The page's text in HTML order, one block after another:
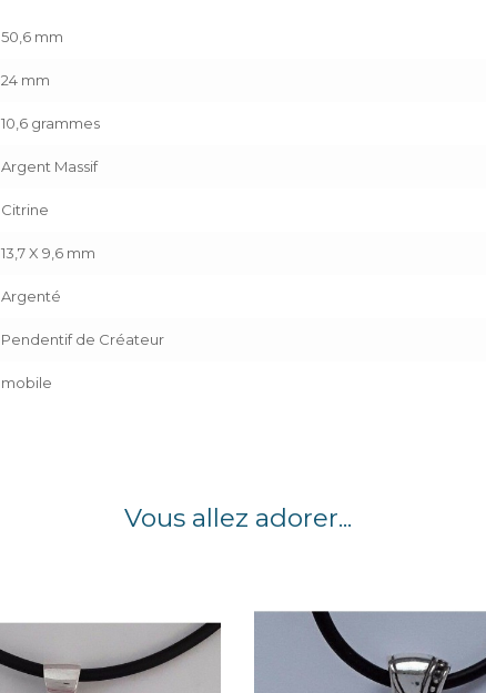
50,6 mm
24 mm
10,6 grammes
Argent Massif
Citrine
13,7 X 9,6 mm
Argenté
Pendentif de Créateur
mobile
Vous allez adorer...